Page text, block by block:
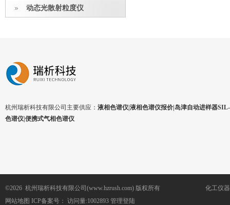
动态光散射粒度仪
杭州瑞析科技有限公司主要供应： 液相色谱仪|液相色谱仪报价|岛津自动进样器
色谱仪|便携式气相色谱仪
©2026 杭州瑞析科技有限公司(www.hzrush.com) 版权所有
网站地图 ICP备案号： 访问量:1002893 管理登陆
化工仪